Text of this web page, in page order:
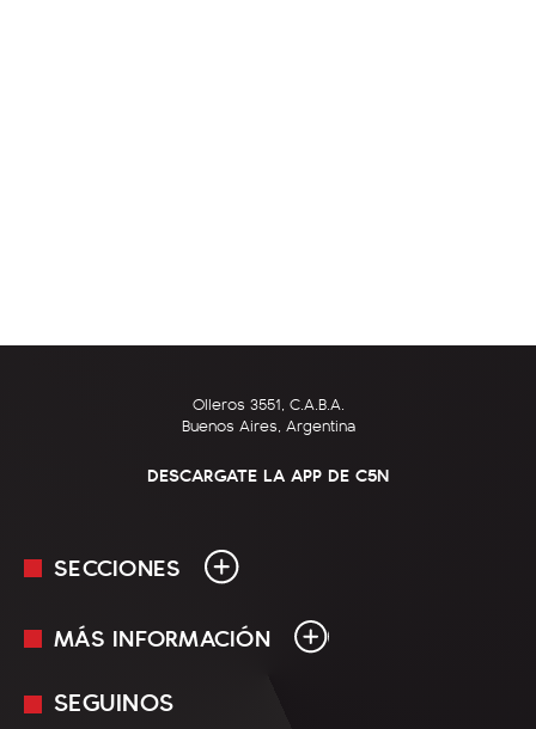
Olleros 3551, C.A.B.A.
Buenos Aires, Argentina
DESCARGATE LA APP DE C5N
SECCIONES
En Vivo
MÁS INFORMACIÓN
Mediakit
SEGUINOS